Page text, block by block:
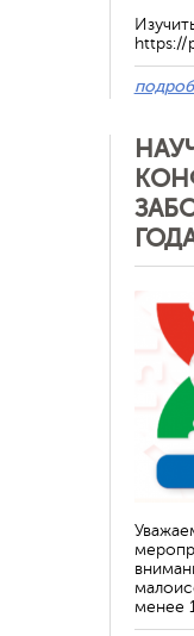
https://
менее